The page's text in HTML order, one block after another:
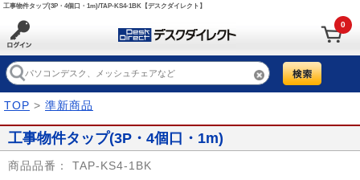
工事物件タップ(3P・4個口・1m)/TAP-KS4-1BK【デスクダイレクト】
0
TOP > 準新商品
工事物件タップ(3P・4個口・1m)
商品品番： TAP-KS4-1BK